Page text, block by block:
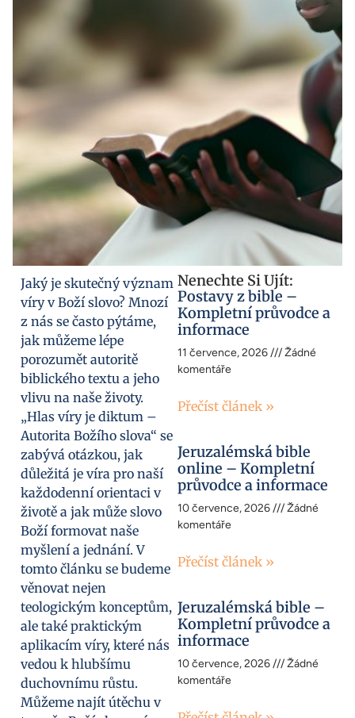
Jaký je skutečný význam
víry v Boží slovo? Mnozí
z nás se často pýtáme,
jak můžeme lépe
porozumět autoritě
biblického textu a jeho
vlivu na naše životy.
„Hlas víry je diktum –
Autorita Božího slova“ se
zabývá otázkou, jak
důležitá je víra pro naší
každodenní orientaci v
životě a jak může slovo
Boží formovat naše
myšlení a jednání. V
tomto článku se budeme
věnovat nejen
teologickým konceptům,
ale také praktickým
aplikacím víry, které nás
vedou k hlubšímu
duchovnímu růstu.
Můžeme najít útěchu v
Nenechte Si Ujít:
Postavy z bible –
Kompletní průvodce a
informace
11 července, 2026
Žádné
komentáře
Přečíst článek »
Jeruzalémská bible
online – Kompletní
průvodce a informace
10 července, 2026
Žádné
komentáře
Přečíst článek »
Jeruzalémská bible –
Kompletní průvodce a
informace
10 července, 2026
Žádné
komentáře